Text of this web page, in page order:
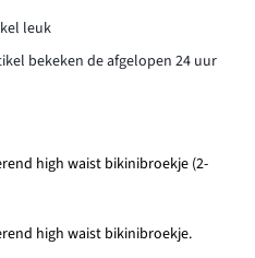
leuk
bekeken de afgelopen 24 uur
high waist bikinibroekje (2-
high waist bikinibroekje.